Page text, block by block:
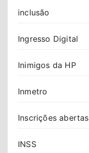
inclusão
Ingresso Digital
Inimigos da HP
Inmetro
Inscrições abertas
INSS